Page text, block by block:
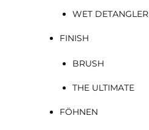
WET DETANGLER
FINISH
BRUSH
THE ULTIMATE
FÖHNEN